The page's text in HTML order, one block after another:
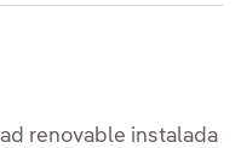
renovable instalada